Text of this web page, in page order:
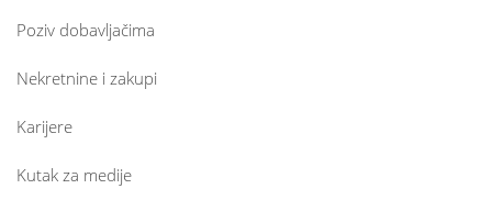
Poziv dobavljačima
Nekretnine i zakupi
Karijere
Kutak za medije